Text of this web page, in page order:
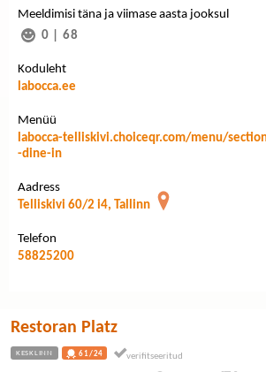
Meeldimisi täna ja viimase aasta jooksul
0
68
Koduleht
labocca.ee
Menüü
labocca-telliskivi.choiceqr.com/menu/
-dine-in
Aadress
Telliskivi 60/2 i4, Tallinn
Telefon
58825200
Restoran Platz
KESKLINN 61/24